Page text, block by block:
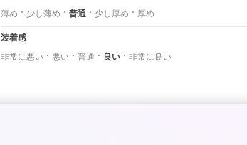
薄め
少し薄め 普通 少し厚め 厚め
装着感
非常に悪い
悪い 普通 良い 非常に良い